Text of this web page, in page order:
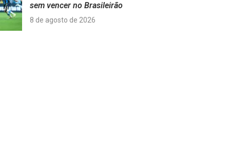
sem vencer no Brasileirão
8 de agosto de 2026